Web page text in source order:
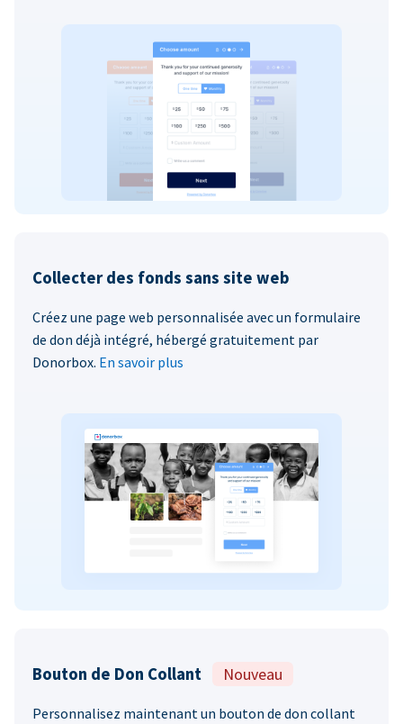
Collecter des fonds sans site web
Créez une page web personnalisée avec un formulaire
de don déjà intégré, hébergé gratuitement par
Donorbox. En savoir plus
Bouton de Don Collant Nouveau
Personnalisez maintenant un bouton de don collant